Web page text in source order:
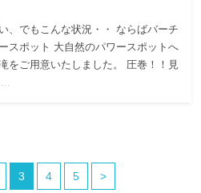
、でもこんな状況・・ ならばバーチ
スポット 大自然のパワースポットへ
をご用意いたしました。 圧巻！！見
…
3 4 5 >